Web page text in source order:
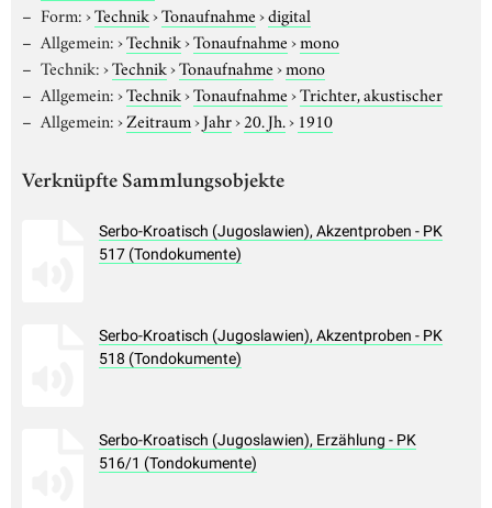
Form:›Technik›Tonaufnahme›digital
Allgemein:›Technik›Tonaufnahme›mono
Technik:›Technik›Tonaufnahme›mono
Allgemein:›Technik›Tonaufnahme›Trichter, akustischer
Allgemein:›Zeitraum›Jahr›20. Jh.› 1910
Verknüpfte Sammlungsobjekte
Serbo-Kroatisch (Jugoslawien), Akzentproben - PK
517 (Tondokumente)
Serbo-Kroatisch (Jugoslawien), Akzentproben - PK
518 (Tondokumente)
Serbo-Kroatisch (Jugoslawien), Erzählung - PK
516/1 (Tondokumente)